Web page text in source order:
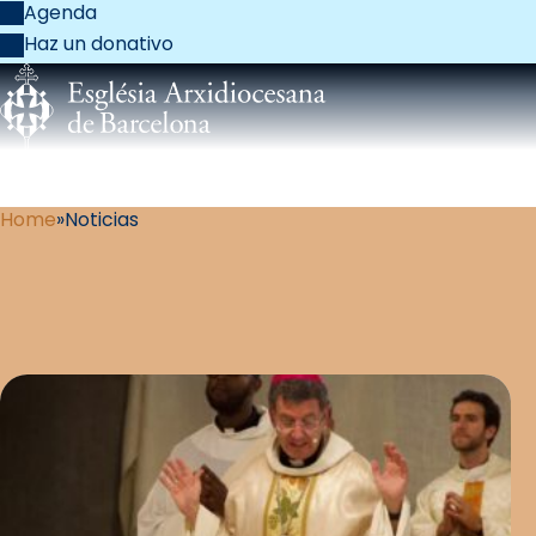
Agenda
Haz un donativo
Home Noticias